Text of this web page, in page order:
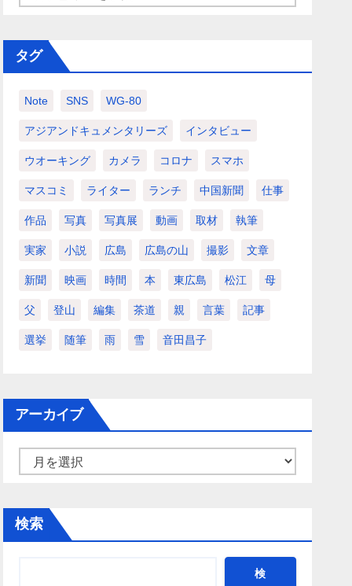
ゴ
リ
タグ
Note SNS WG-80
アジアンドキュメンタリーズ インタビュー
ウオーキング カメラ コロナ スマホ
マスコミ ライター ランチ 中国新聞 仕事
作品 写真 写真展 動画 取材 執筆
実家 小説 広島 広島の山 撮影 文章
新聞 映画 時間 本 東広島 松江 母
父 登山 編集 茶道 親 言葉 記事
選挙 随筆 雨 雪 音田昌子
アーカイブ
カ
イ
検索
検